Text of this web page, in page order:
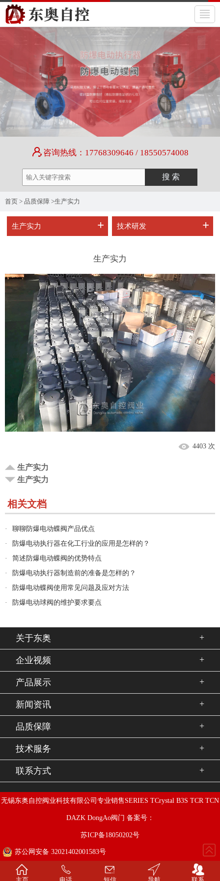
咨询热线：17768309646 / 18550574008
首页 > 品质保障 >生产实力
生产实力 + 技术研发 +
生产实力
4403 次
生产实力
生产实力
相关文档
·
聊聊防爆电动蝶阀产品优点
·
防爆电动执行器在化工行业的应用是怎样的？
·
简述防爆电动蝶阀的优势特点
·
防爆电动执行器制造前的准备是怎样的？
·
防爆电动蝶阀使用常见问题及应对方法
·
防爆电动球阀的维护要求要点
关于东奥 +
企业视频 +
产品展示 +
新闻资讯 +
品质保障 +
技术服务 +
联系方式 +
无锡东奥自控阀业科技有限公司专业销售SERIES TCrystal B3S TCR TCN
DAZK DongAo阀门 备案号：
苏ICP备18050202号
苏公网安备 32021402001583号